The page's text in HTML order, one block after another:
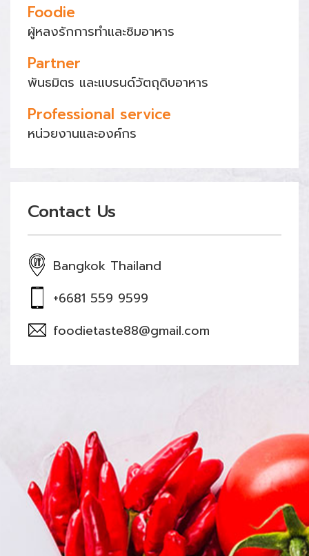
Foodie
ผู้หลงรักการทำและชิมอาหาร
Partner
พันธมิตร และแบรนด์วัตถุดิบอาหาร
Professional service
หน่วยงานและองค์กร
Contact Us
Bangkok Thailand
+6681 559 9599
foodietaste88@gmail.com